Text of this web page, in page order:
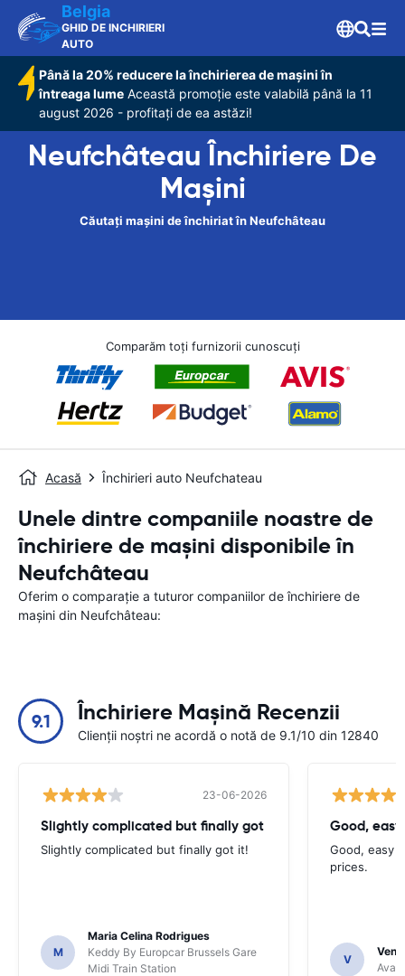
Belgia
GHID DE INCHIRIERI
AUTO
Până la 20% reducere la închirierea de mașini în
întreaga lume Această promoție este valabilă până la 11
august 2026 - profitați de ea astăzi!
Neufchâteau Închiriere De
Maşini
Căutați mașini de închiriat în Neufchâteau
Comparăm toți furnizorii cunoscuți
Acasă Închirieri auto Neufchateau
Unele dintre companiile noastre de
închiriere de mașini disponibile în
Neufchâteau
Oferim o comparație a tuturor companiilor de închiriere de
mașini din Neufchâteau:
9.1 Închiriere Mașină Recenzii
Clienții noștri ne acordă o notă de 9.1/10 din 12840
23-06-2026
Slightly complicated but finally got
Slightly complicated but finally got it!
M
Maria Celina Rodrigues
Keddy By Europcar Brussels Gare
Midi Train Station
Good,
Good, easy
prices.
V